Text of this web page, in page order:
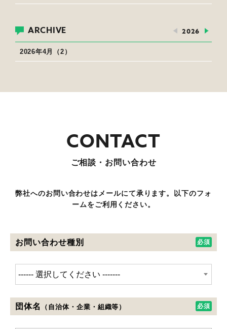
ARCHIVE 2026
2026年4月（2）
ご相談・お問い合わせ
弊社へのお問い合わせはメールにて承ります。以下のフォ
ームをご利用ください。
お問い合わせ種別
団体名 （自治体・企業・組織等）